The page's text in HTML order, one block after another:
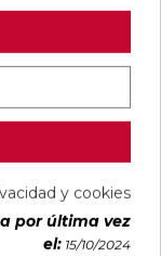
BLANCO
PULIDO
PVP
40,54 €
/m²
y cookies
por última vez
el: 15/10/2024